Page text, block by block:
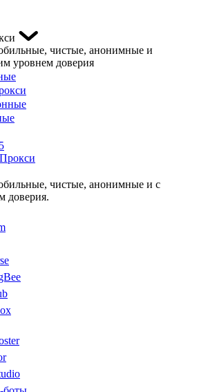
чистые, анонимные и
уровнем доверия
чистые, анонимные и с
доверия.